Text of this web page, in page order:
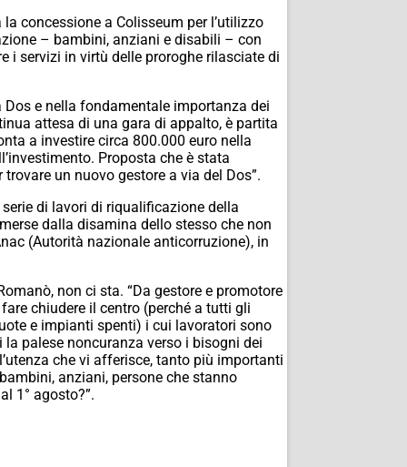
concessione a Colisseum per l’utilizzo
– bambini, anziani e disabili – con
i servizi in virtù delle proroghe rilasciate di
e nella fondamentale importanza dei
attesa di una gara di appalto, è partita
a investire circa 800.000 euro nella
Proposta che è stata
un nuovo gestore a via del Dos”.
di lavori di riqualificazione della
dalla disamina dello stesso che non
(Autorità nazionale anticorruzione), in
non ci sta. “Da gestore e promotore
chiudere il centro (perché a tutti gli
e impianti spenti) i cui lavoratori sono
palese noncuranza verso i bisogni dei
che vi afferisce, tanto più importanti
anziani, persone che stanno
1° agosto?”.